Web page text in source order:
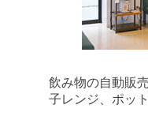
飲み物の自動販
子レンジ、ポッ